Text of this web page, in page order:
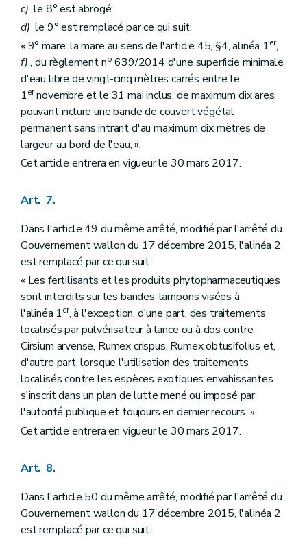
c) le 8° est abrogé;
d) le 9° est remplacé par ce qui suit:
« 9° mare: la mare au sens de l'article 45, §4, alinéa 1er,
f), du règlement no 639/2014 d'une superficie minimale
d'eau libre de vingt-cinq mètres carrés entre le
1ernovembre et le 31 mai inclus, de maximum dix ares,
pouvant inclure une bande de couvert végétal
permanent sans intrant d'au maximum dix mètres de
largeur au bord de l'eau; ».
Cet article entrera en vigueur le 30 mars 2017.
Art. 7.
Dans l'article 49 du même arrêté, modifié par l'arrêté du
Gouvernement wallon du 17 décembre 2015, l'alinéa 2
est remplacé par ce qui suit:
« Les fertilisants et les produits phytopharmaceutiques
sont interdits sur les bandes tampons visées à
l'alinéa 1er, à l'exception, d'une part, des traitements
localisés par pulvérisateur à lance ou à dos contre
Cirsium arvense, Rumex crispus, Rumex obtusifolius et,
d'autre part, lorsque l'utilisation des traitements
localisés contre les espèces exotiques envahissantes
s'inscrit dans un plan de lutte mené ou imposé par
l'autorité publique et toujours en dernier recours. ».
Cet article entrera en vigueur le 30 mars 2017.
Art. 8.
Dans l'article 50 du même arrêté, modifié par l'arrêté du
Gouvernement wallon du 17 décembre 2015, l'alinéa 2
est remplacé par ce qui suit: